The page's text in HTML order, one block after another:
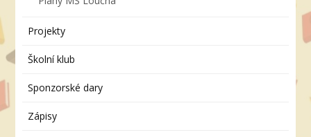
Projekty
Školní klub
Sponzorské dary
Zápisy